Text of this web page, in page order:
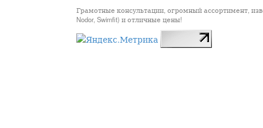
Грамотные консультации, огромный ассортимент,
Nodor, Swimfit) и отличные цены!